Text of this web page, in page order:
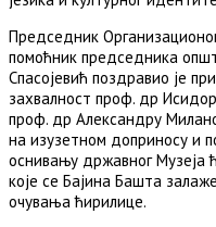
Председник
помоћник председника
Спасојевић поздравио је
захвалност проф. др
проф. др Александру
на изузетном доприносу и
оснивању државног Музеја
које се Бајина Башта
очувања ћирилице.